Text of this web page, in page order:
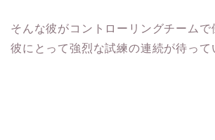
そんな彼がコントローリングチームで
彼にとって強烈な試練の連続が待って